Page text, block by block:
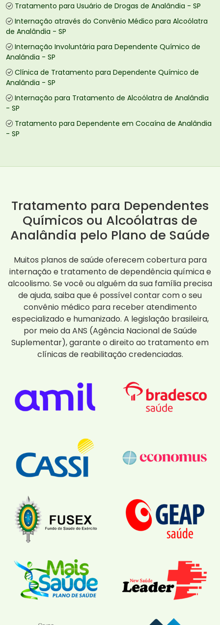
Tratamento para Usuário de Drogas de Analândia - SP
Internação através do Convênio Médico para Alcoólatra
de Analândia - SP
Internação Involuntária para Dependente Químico de
Analândia - SP
Clínica de Tratamento para Dependente Químico de
Analândia - SP
Internação para Tratamento de Alcoólatra de Analândia
- SP
Tratamento para Dependente em Cocaína de Analândia
- SP
Tratamento para Dependentes
Químicos ou Alcoólatras de
Analândia pelo Plano de Saúde
Muitos planos de saúde oferecem cobertura para
internação e tratamento de dependência química e
alcoolismo. Se você ou alguém da sua família precisa
de ajuda, saiba que é possível contar com o seu
convênio médico para receber atendimento
especializado e humanizado. A legislação brasileira,
por meio da ANS (Agência Nacional de Saúde
Suplementar), garante o direito ao tratamento em
clínicas de reabilitação credenciadas.